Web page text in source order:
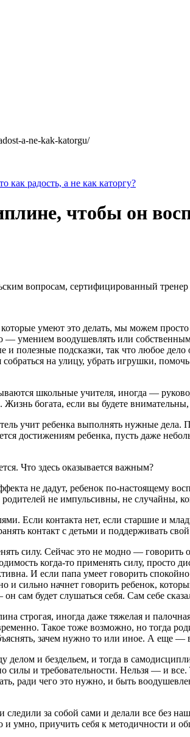
a-ne-kak-katorgu/
радость, а не как каторгу?
чтобы он
вопросам, сертифицированный тренер
умеют это делать, мы можем
― умением воодушевлять или
и полезные подсказки, так что любое
на улицу, убрать игрушки,
школьные учителя, иногда ―
богата, если вы будете
учит ребенка выполнять нужные дела.
достижениям ребенка, пусть даже
Что здесь оказывается важным?
не дадут, ребенок по-настоящему
родителей не импульсивны, не
Если контакта нет, если старшие и
контакт с детьми и поддерживать
силу. Сейчас это не модно ― говорить
когда-то применять силу, просто
И если папа умеет говорить
сильно начнет говорить ребенок,
сам будет слушаться себя. Сам себе
строгая, иногда даже тяжелая и
Такое тоже возможно, но тогда
зачем нужно то или иное. А еще
делом и бездельем, и тогда в
силы и требовательности. Нельзя — и
ради чего это нужно, и быть
следили за собой сами и делали все без
и умно, приучить себя к методичности и